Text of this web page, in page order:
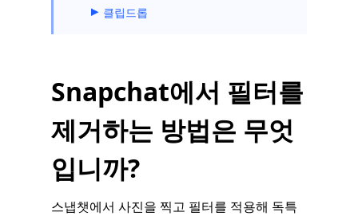
클립드롭
Snapchat에서 필터를
제거하는 방법은 무엇
입니까?
스냅챗에서 사진을 찍고 필터를 적용해 독특